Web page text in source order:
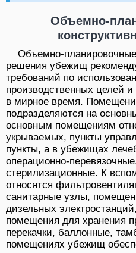
Объемно-
Объемно-
решения убежищ
требований по
производственных целей
в мирное время.
подразделяются на
основным помещениям
укрываемых, пункты
пункты, а в убежищах
операционно-
стерилизационные. К
относятся
санитарные узлы,
дизельных
помещения для хранения
перекачки, баллонные,
помещениях убежищ